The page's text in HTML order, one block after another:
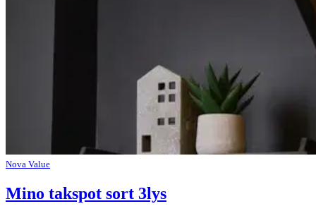
Nova Value
Mino takspot sort 3lys